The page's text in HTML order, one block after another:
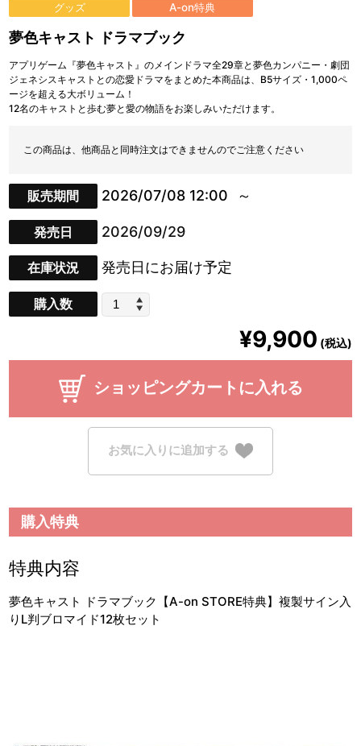
グッズ A-on特典
夢色キャスト ドラマブック
アプリゲーム『夢色キャスト』のメインドラマ全29章と夢色カンパニー・劇団
ジェネシスキャストとの恋愛ドラマをまとめた本商品は、B5サイズ・1,000ペ
ージを超える大ボリューム！
12名のキャストと歩む夢と愛の物語をお楽しみいただけます。
この商品は、他商品と同時注文はできませんのでご注意ください
販売期間 2026/07/08 12:00
発売日 2026/09/29
在庫状況 発売日にお届け予定
購入数
¥9,900 (税込)
ショッピングカートに入れる
お気に入りに追加する
購入特典
特典内容
夢色キャスト ドラマブック【A-on STORE特典】複製サイン入
りL判ブロマイド12枚セット